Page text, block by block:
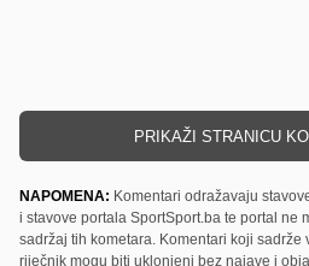
PRIKAŽI STRANICU
NAPOMENA: Komentari odražavaju
i stavove portala SportSport.ba te portal ne
sadržaj tih kometara. Komentari koji
riječnik mogu biti uklonjeni bez najave i